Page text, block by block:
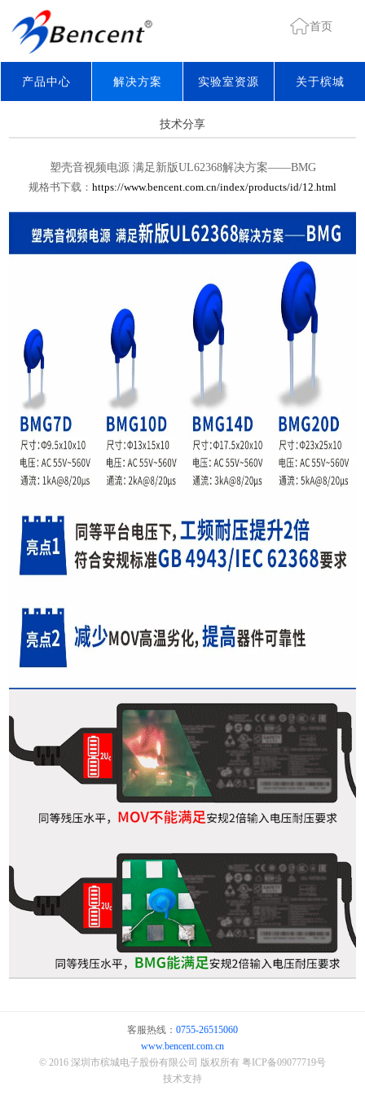
首页
产品中心 解决方案 实验室资源 关于槟城
技术分享
塑壳音视频电源 满足新版UL62368解决方案——BMG
规格书下载： https://www.bencent.com.cn/index/products/id/12.html
客服热线： 0755-26515060
www.bencent.com.cn
© 2016 深圳市槟城电子股份有限公司 版权所有 粤ICP备09077719号
技术支持